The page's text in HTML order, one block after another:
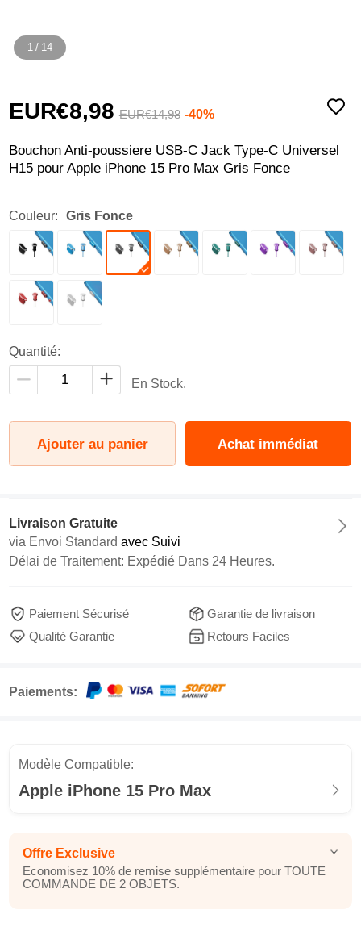
1 / 14
EUR€8,98 EUR€14,98 -40%
Bouchon Anti-poussiere USB-C Jack Type-C Universel
H15 pour Apple iPhone 15 Pro Max Gris Fonce
Couleur: Gris Fonce
Quantité:
En Stock.
Ajouter au panier Achat immédiat
Livraison Gratuite
via Envoi Standard avec Suivi
Délai de Traitement: Expédié Dans 24 Heures.
Paiement Sécurisé
Garantie de livraison
Qualité Garantie
Retours Faciles
Paiements:
Modèle Compatible:
Apple iPhone 15 Pro Max
Offre Exclusive
Economisez 10% de remise supplémentaire pour TOUTE
COMMANDE DE 2 OBJETS.